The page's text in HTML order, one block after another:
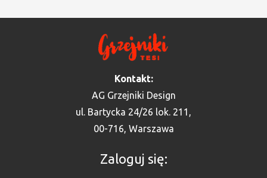
Kontakt:
AG Grzejniki Design
ul. Bartycka 24/26 lok. 211,
00-716, Warszawa
Zaloguj się: